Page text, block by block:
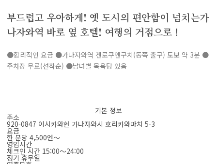
부드럽고 우아하게! 옛 도시의 편안함이 넘치는가
나자와역 바로 옆 호텔! 여행의 거점으로！
●합리적인 요금 ●가나자와역 겐로쿠엔구치(동쪽 출구) 도보 약 3분 ●
주차장 무료(선착순) ●남녀별 목욕탕 있음
기본 정보
주소
920-0847 이시카와현 가나자와시 호리카와마치 5-3
요금
한 분당 4,500엔～
영업시간
체크인 시간 15:00～24:00
정기 휴무일